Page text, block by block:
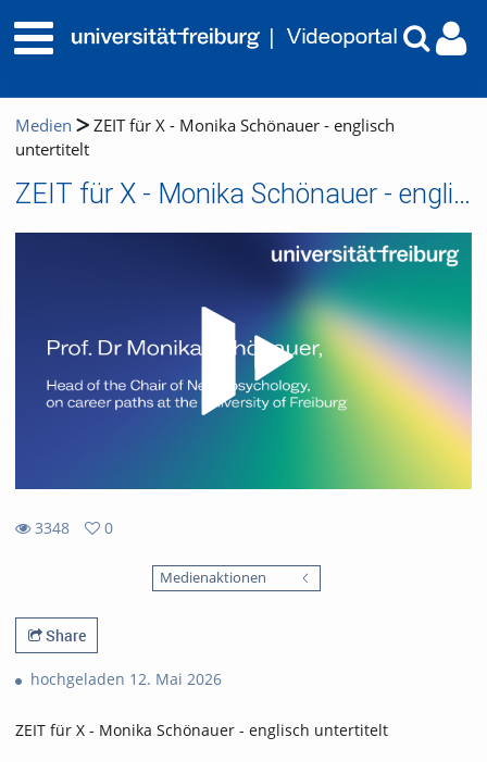
Medien
ZEIT für X - Monika Schönauer - englisch
untertitelt
ZEIT für X - Monika Schönauer - englisch untertitelt
3348
0
Medienaktionen
Share
hochgeladen 12. Mai 2026
ZEIT für X - Monika Schönauer - englisch untertitelt